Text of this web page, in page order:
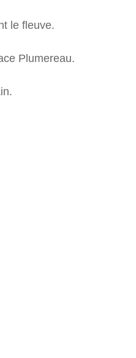
le fleuve.
Plumereau.